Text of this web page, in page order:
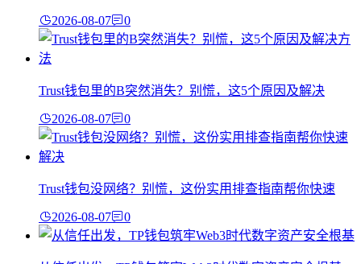
2026-08-07 0
Trust钱包里的B突然消失？别慌，这5个原因及解决
2026-08-07 0
Trust钱包没网络？别慌，这份实用排查指南帮你快速
2026-08-07 0